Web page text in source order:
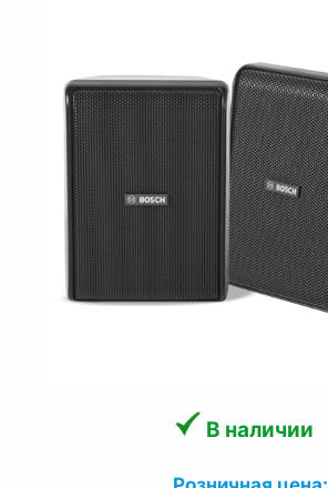
В наличии